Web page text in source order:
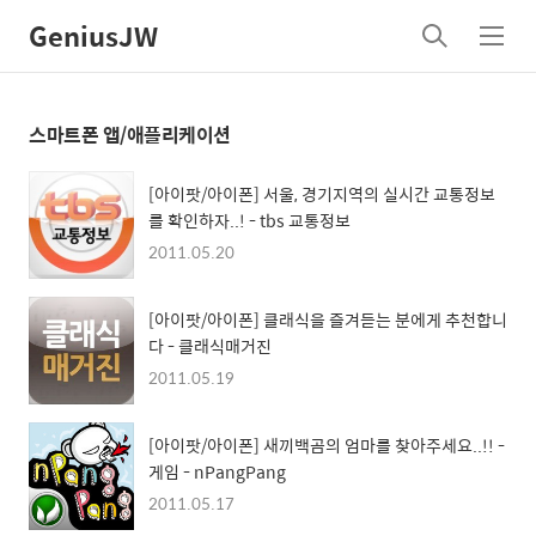
GeniusJW
검
색
메
뉴
스마트폰 앱/애플리케이션
[아이팟/아이폰] 서울, 경기지역의 실시간 교통정보
를 확인하자..! - tbs 교통정보
2011.05.20
[아이팟/아이폰] 클래식을 즐겨듣는 분에게 추천합니
다 - 클래식매거진
2011.05.19
[아이팟/아이폰] 새끼백곰의 엄마를 찾아주세요..!! -
게임 - nPangPang
2011.05.17